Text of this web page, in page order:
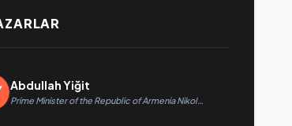
Abdullah Yiğit
Prime Minister of the Republic of Armenia Nikol